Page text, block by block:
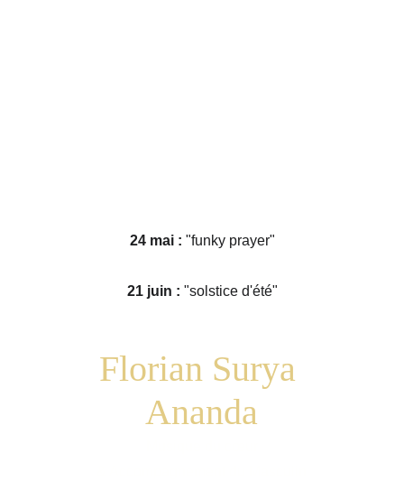
24 mai : "funky prayer"
21 juin : "solstice d'été"
Florian Surya
Ananda